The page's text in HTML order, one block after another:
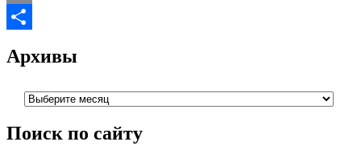
Print
Архивы
Архивы
Поиск по сайту